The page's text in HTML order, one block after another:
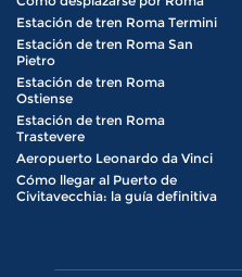
Estación de tren Roma Termini
Estación de tren Roma San
Pietro
Estación de tren Roma
Ostiense
Estación de tren Roma
Trastevere
Aeropuerto Leonardo da Vinci
Cómo llegar al Puerto de
Civitavecchia: la guía definitiva